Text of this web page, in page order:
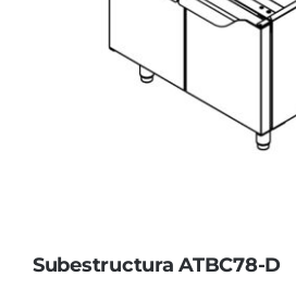
Subestructura ATBC78-D